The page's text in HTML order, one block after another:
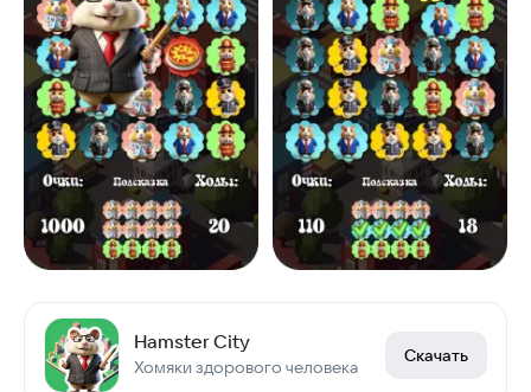
Hamster City
Хомяки здорового человека
Скачать